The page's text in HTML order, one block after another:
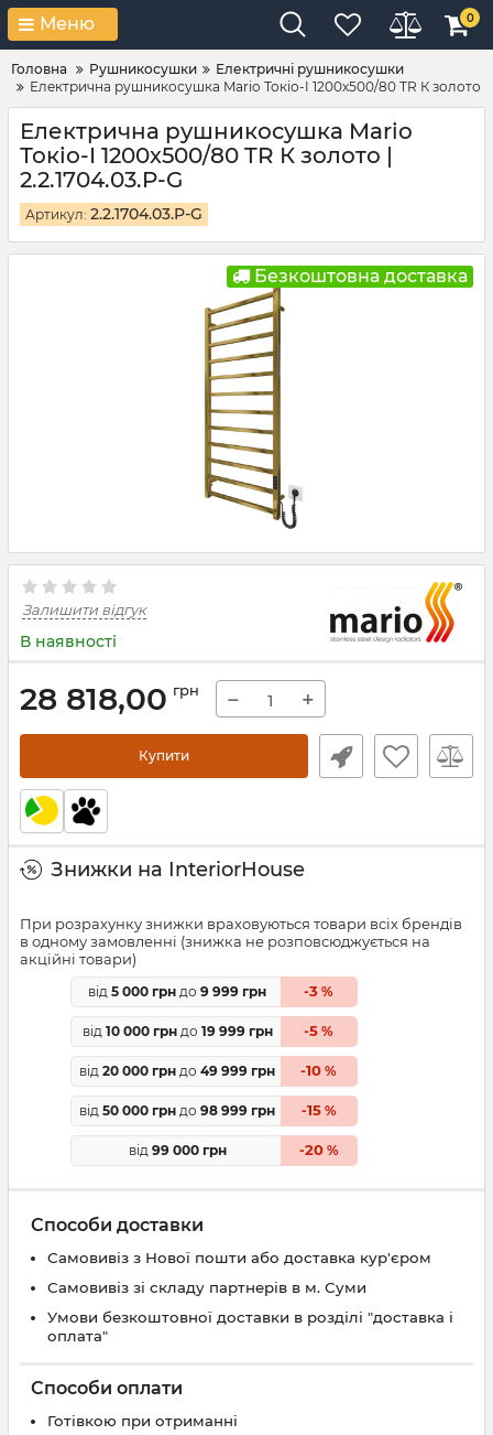
Меню 0
Головна Рушникосушки
Електричні рушникосушки
Електрична рушникосушка Mario Токіо-I 1200х500/80 TR К золото
Електрична рушникосушка Mario
Токіо-I 1200х500/80 TR К золото |
2.2.1704.03.P-G
Артикул: 2.2.1704.03.P-G
Безкоштовна доставка
Залишити відгук
В наявності
28 818,00 грн − +
Купити
Знижки на InteriorHouse
При розрахунку знижки враховуються товари всіх брендів
в одному замовленні (знижка не розповсюджується на
акційні товари)
від 5 000 грн до 9 999 грн -3 %
від 10 000 грндо 19 999 грн -5 %
від 20 000 грн до 49 999 грн -10 %
від 50 000 грн до 98 999 грн -15%
від 99 000 грн -20%
Способи доставки
Самовивіз з Нової пошти або доставка кур'єром
Самовивіз зі складу партнерів в м. Суми
Умови безкоштовної доставки в розділі "доставка і
оплата"
Способи оплати
Готівкою при отриманні